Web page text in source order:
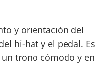
y orientación del
hi-hat y el pedal. Es
trono cómodo y en